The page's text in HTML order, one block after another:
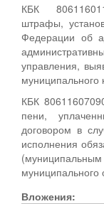
КБК
штрафы,
Федерации об
управления,
муниципального
КБК
пени,
договором в
исполнения
муниципального
Вложения: